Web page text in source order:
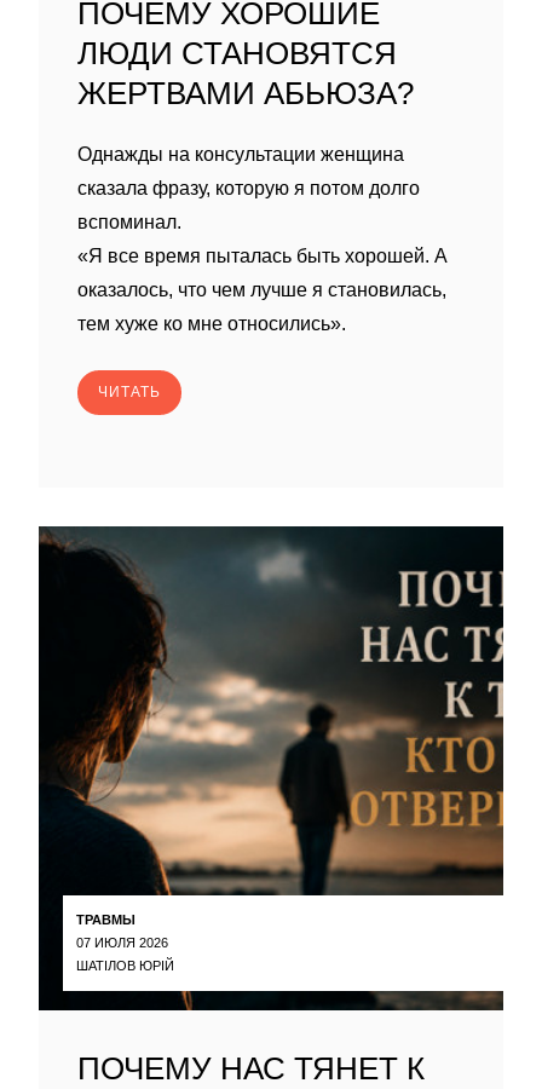
ПОЧЕМУ ХОРОШИЕ
ЛЮДИ СТАНОВЯТСЯ
ЖЕРТВАМИ АБЬЮЗА?
Однажды на консультации женщина
сказала фразу, которую я потом долго
вспоминал.
«Я все время пыталась быть хорошей. А
оказалось, что чем лучше я становилась,
тем хуже ко мне относились».
ЧИТАТЬ
ТРАВМЫ
07 ИЮЛЯ 2026
ШАТІЛОВ ЮРІЙ
ПОЧЕМУ НАС ТЯНЕТ К